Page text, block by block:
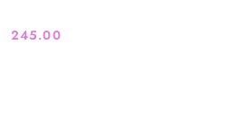
Cena:
245.00